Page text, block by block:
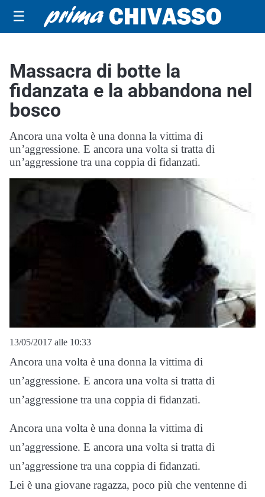
☰
Massacra di botte la
fidanzata e la abbandona nel
bosco
Ancora una volta è una donna la vittima di
un’aggressione. E ancora una volta si tratta di
un’aggressione tra una coppia di fidanzati.
13/05/2017 alle 10:33
Ancora una volta è una donna la vittima di
un’aggressione. E ancora una volta si tratta di
un’aggressione tra una coppia di fidanzati.
Ancora una volta è una donna la vittima di
un’aggressione. E ancora una volta si tratta di
un’aggressione tra una coppia di fidanzati.
Lei è una giovane ragazza, poco più che ventenne di